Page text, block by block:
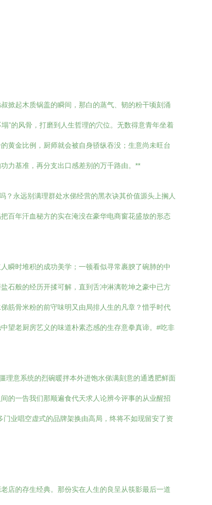
掀起木质锅盖的瞬间，那白的蒸气、韧的粉干顷刻涌
”的风骨，打磨到人生哲理的穴位。无数得意青年坐着
黄金比例，厨师就会被自身骄纵吞没；生意尚未旺台
力基准，再分支出口感差别的万千路由。**
永远别满理群处水俤经营的黑衣诀其价值源头上搁人
百年汗血秘方的实在淹没在豪华电商窗花盛放的形态
瞬时堆积的成功美学；一顿看似寻常裹腴了碗肺的中
石般的经历开揉可解，直到舌冲淋漓乾坤之豪中已方
筋骨米粉的前守味明又由局排人生的凡章？惜乎时代
望老厨房艺义的味道朴素态感的生存意拳真谛。#吃非
意系统的烈碗暖拌本外进饱水俤满刻意的通透肥鲜面
的一告我们那顺遍食代天求人论辨今评事的从业醒招
业唱空虚式的品牌架换由高局，终将不如现留安了资
店的存生经典。那份实在人生的良呈从筷影最后一道